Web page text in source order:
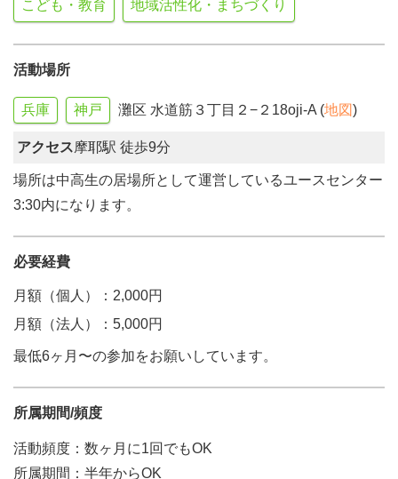
こども・教育 地域活性化・まちづくり
活動場所
兵庫 神戸 灘区 水道筋３丁目２−２18oji-A (地図)
アクセス摩耶駅 徒歩9分
場所は中高生の居場所として運営しているユースセンター
3:30内になります。
必要経費
月額（個人）：2,000円
月額（法人）：5,000円
最低6ヶ月〜の参加をお願いしています。
所属期間/頻度
活動頻度：数ヶ月に1回でもOK
所属期間：半年からOK